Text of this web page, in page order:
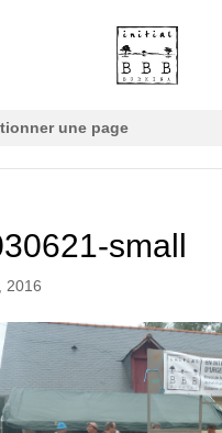
une page
small
2016